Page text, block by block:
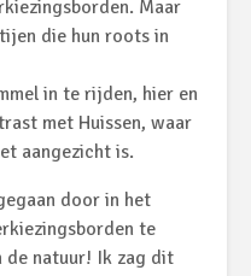
Maar
die hun roots in
in te rijden, hier en
met Huissen, waar
aangezicht is.
door in het
te
de natuur! Ik zag dit